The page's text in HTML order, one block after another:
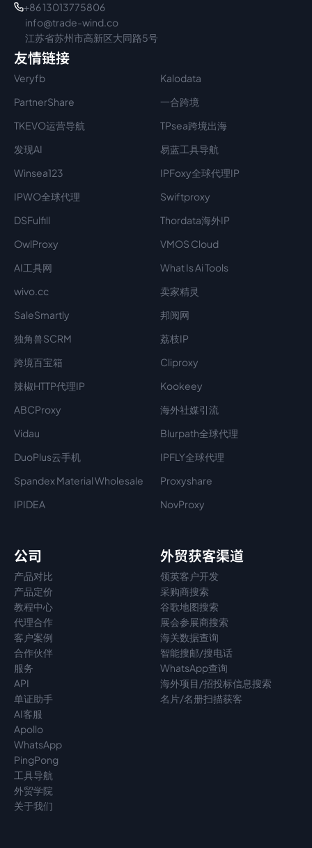
+86 13013775806
info@trade-wind.co
江苏省苏州市高新区大同路5号
友情链接
Veryfb
Kalodata
PartnerShare
一合跨境
TKEVO运营导航
TPsea跨境出海
发现AI
易蓝工具导航
Winsea123
IPFoxy全球代理IP
IPWO全球代理
Swiftproxy
DSFulfill
Thordata海外IP
OwlProxy
VMOS Cloud
AI工具网
What Is Ai Tools
wivo.cc
卖家精灵
SaleSmartly
邦阅网
独角兽SCRM
荔枝IP
跨境百宝箱
Cliproxy
辣椒HTTP代理IP
Kookeey
ABCProxy
海外社媒引流
Vidau
Blurpath全球代理
DuoPlus云手机
IPFLY全球代理
Spandex Material Wholesale​
Proxyshare
IPIDEA
NovProxy
公司
产品对比
产品定价
教程中心
代理合作
客户案例
合作伙伴
服务
API
单证助手
AI客服
Apollo
WhatsApp
PingPong
工具导航
外贸学院
关于我们
外贸获客渠道
领英客户开发
采购商搜索
谷歌地图搜索
展会参展商搜索
海关数据查询
智能搜邮/搜电话
WhatsApp查询
海外项目/招投标信息搜索
名片/名册扫描获客